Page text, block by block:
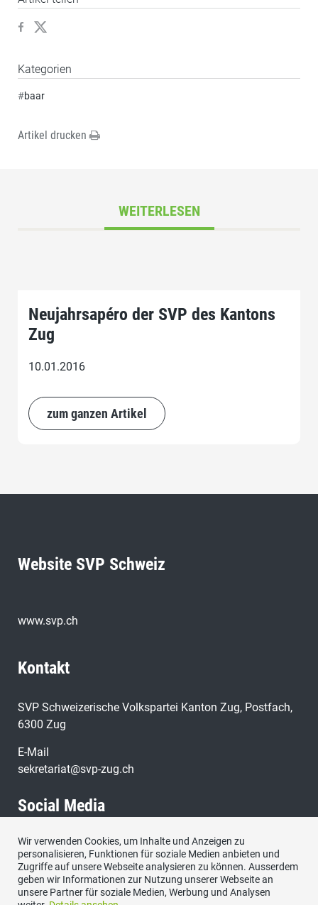
Kategorien
#baar
Artikel drucken
WEITERLESEN
Neujahrsapéro der SVP des Kantons
Zug
10.01.2016
zum ganzen Artikel
Website SVP Schweiz
www.svp.ch
Kontakt
SVP Schweizerische Volkspartei Kanton Zug, Postfach,
6300 Zug
E-Mail
sekretariat@svp-zug.ch
Social Media
Besuchen Sie uns bei:
Wir verwenden Cookies, um Inhalte und Anzeigen zu
personalisieren, Funktionen für soziale Medien anbieten und
Zugriffe auf unsere Webseite analysieren zu können. Ausserdem
geben wir Informationen zur Nutzung unserer Webseite an
unsere Partner für soziale Medien, Werbung und Analysen